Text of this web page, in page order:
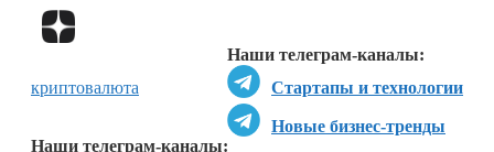
Наши телеграм-каналы:
Стартапы и технологии
Новые бизнес-тренды
Наши телеграм-каналы:
криптовалюта